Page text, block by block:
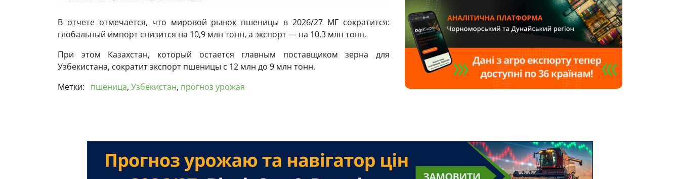
В отчете отмечается, что мировой рынок пшеницы в 2026/27 МГ сократится:
глобальный импорт снизится на 10,9 млн тонн, а экспорт — на 10,3 млн тонн.
При этом Казахстан, который остается главным поставщиком зерна для
Узбекистана, сократит экспорт пшеницы с 12 млн до 9 млн тонн.
Метки:
пшеница, Узбекистан, прогноз урожая